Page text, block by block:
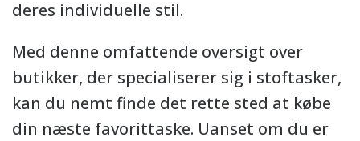
deres individuelle stil.
Med denne omfattende oversigt over
butikker, der specialiserer sig i stoftasker,
kan du nemt finde det rette sted at købe
din næste favorittaske. Uanset om du er